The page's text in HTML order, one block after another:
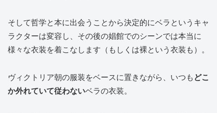
そして哲学と本に出会うことから決定的にベラというキャ
ラクターは変容し、その後の娼館でのシーンでは本当に
様々な衣装を着こなします（もしくは裸という衣装も）。
ヴィクトリア朝の服装をベースに置きながら、いつも どこ
か外れていて従わないベラの衣装。